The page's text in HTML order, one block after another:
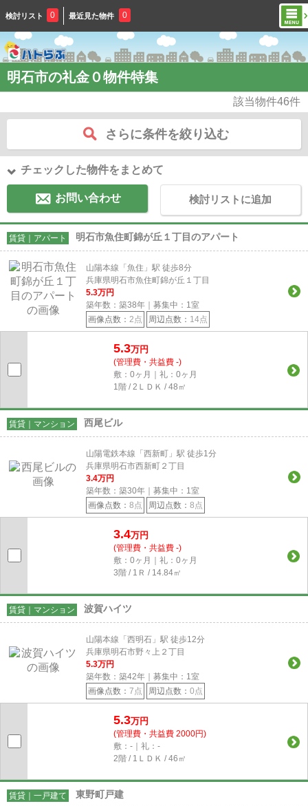
検討リスト 0 最近見た物件 0
明石市の礼金０物件特集
該当物件46件
さらに条件を絞り込む
チェックした物件をまとめて
お問い合わせ 検討リストに追加
賃貸｜アパート 明石市魚住町錦が丘１丁目のアパート
山陽本線「魚住」駅 徒歩8分
兵庫県明石市魚住町錦が丘１丁目
5.3万円
築年数：築38年｜募集中： 1室
画像点数： 2点 周辺点数： 14点
5.3万円
(管理費・共益費 -)
敷：0ヶ月｜礼：0ヶ月
1階 / 2ＬＤＫ / 48㎡
賃貸｜マンション 西尾ビル
山陽電鉄本線「西新町」駅 徒歩1分
兵庫県明石市西新町２丁目
3.4万円
築年数：築30年｜募集中： 1室
画像点数： 8点 周辺点数： 8点
3.4万円
(管理費・共益費 -)
敷：0ヶ月｜礼：0ヶ月
3階 / 1Ｒ / 14.84㎡
賃貸｜マンション 波賀ハイツ
山陽本線「西明石」駅 徒歩12分
兵庫県明石市野々上２丁目
5.3万円
築年数：築42年｜募集中： 1室
画像点数： 7点 周辺点数： 0点
5.3万円
(管理費・共益費 2000円)
敷：-｜礼：-
2階 / 1ＬＤＫ / 46㎡
賃貸｜一戸建て 東野町戸建